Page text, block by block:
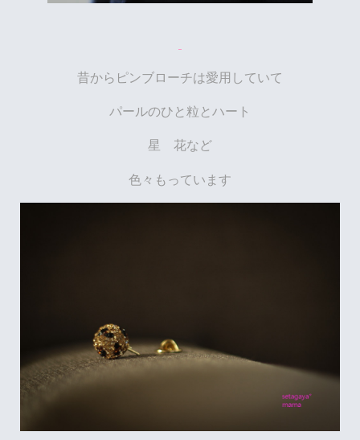
昔からピンブローチは愛用していて
パールのひと粒とハート
星 花など
色々もっています